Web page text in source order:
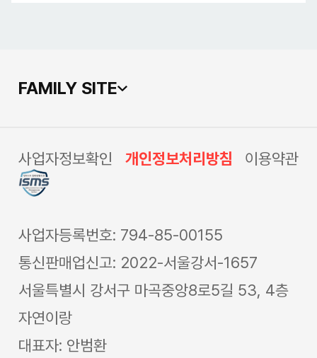
FAMILY SITE
사업자정보확인 개인정보처리방침 이용약관
사업자등록번호: 794-85-00155
통신판매업신고: 2022-서울강서-1657
서울특별시 강서구 마곡중앙8로5길 53, 4층
자연이랑
대표자: 안범환